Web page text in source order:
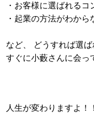
・お客様に選ばれるコ
・起業の方法がわか
など、 どうすれば選ば
すぐに小藪さんに会っ
人生が変わりますよ！